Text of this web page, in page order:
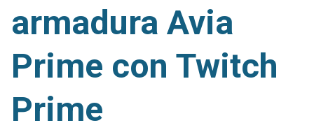
armadura Avia
Prime con Twitch
Prime